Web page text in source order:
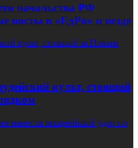
начальства РФ
посты в «ЕдРо» и везде
культ, стоящий за Новым
культ, стоящий
нанесла мощнейший удар по